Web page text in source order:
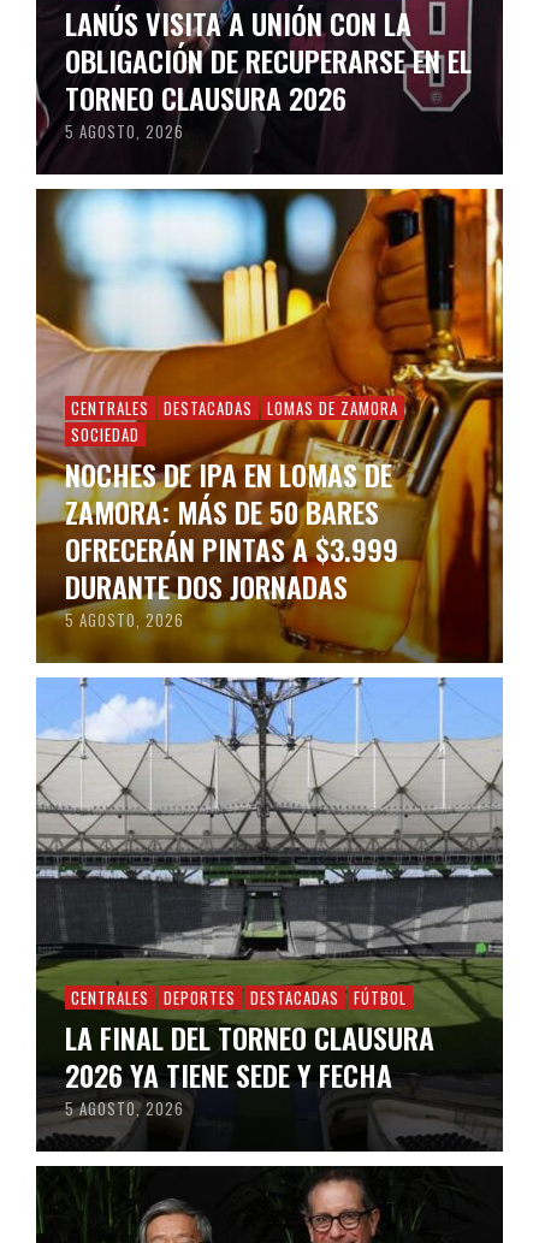
LANÚS VISITA A UNIÓN CON LA
OBLIGACIÓN DE RECUPERARSE EN EL
TORNEO CLAUSURA 2026
5 AGOSTO, 2026
CENTRALES DESTACADAS
LOMAS DE ZAMORA
SOCIEDAD
NOCHES DE IPA EN LOMAS DE
ZAMORA: MÁS DE 50 BARES
OFRECERÁN PINTAS A $3.999
DURANTE DOS JORNADAS
5 AGOSTO, 2026
CENTRALES DEPORTES DESTACADAS FÚTBOL
LA FINAL DEL TORNEO CLAUSURA
2026 YA TIENE SEDE Y FECHA
5 AGOSTO, 2026